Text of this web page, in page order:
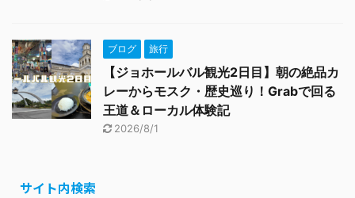
ブログ 旅行
【ジョホールバル観光2日目】朝の絶品カ
レーからモスク・歴史巡り！Grabで回る
王道＆ローカル体験記
2026/8/1
サイト内検索